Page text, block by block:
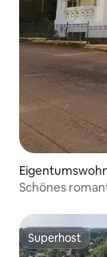
Schönes
Superhost
Superhost